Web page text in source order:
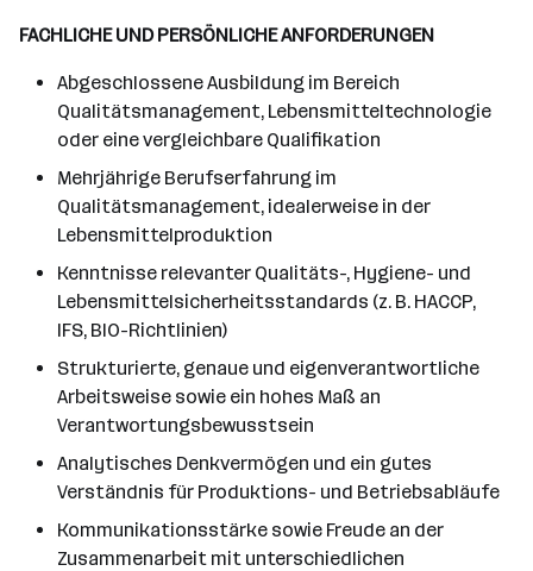
FACHLICHE UND PERSÖNLICHE ANFORDERUNGEN
Abgeschlossene Ausbildung im Bereich
Qualitätsmanagement, Lebensmitteltechnologie
oder eine vergleichbare Qualifikation
Mehrjährige Berufserfahrung im
Qualitätsmanagement, idealerweise in der
Lebensmittelproduktion
Kenntnisse relevanter Qualitäts-, Hygiene- und
Lebensmittelsicherheitsstandards (z. B. HACCP,
IFS, BIO-Richtlinien)
Strukturierte, genaue und eigenverantwortliche
Arbeitsweise sowie ein hohes Maß an
Verantwortungsbewusstsein
Analytisches Denkvermögen und ein gutes
Verständnis für Produktions- und Betriebsabläufe
Kommunikationsstärke sowie Freude an der
Zusammenarbeit mit unterschiedlichen